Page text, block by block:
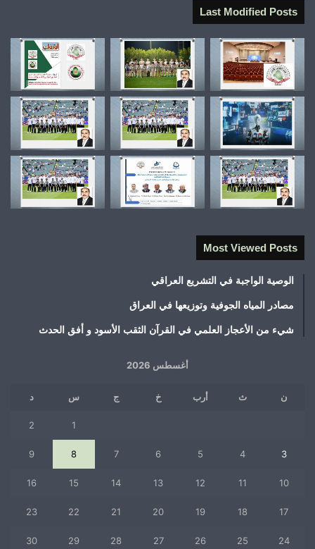
Last Modified Posts
Most Viewed Posts
الوصية الواجبة في التشريع العراقي
مصادر المياه الجوفية وتوزيعها في العراق
شيء من الأعجاز العلمي في القرآن الثقب الأسود و أفق الحدث
أغسطس 2026
ن ث أرب خ ج س د
1
2
3
4
5
6
7
8
9
10
11
12
13
14
15
16
17
18
19
20
21
22
23
24
25
26
27
28
29
30